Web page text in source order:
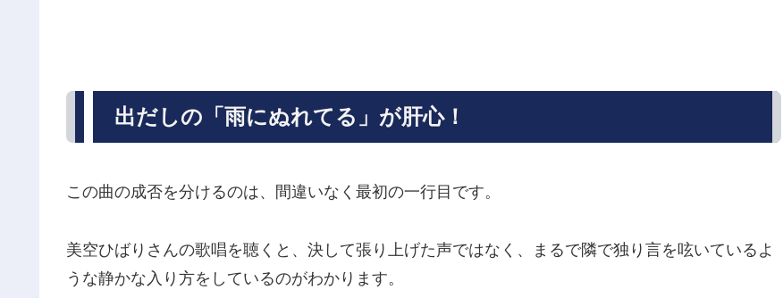
出だしの「雨にぬれてる」が肝心！
この曲の成否を分けるのは、間違いなく最初の一行目です。
美空ひばりさんの歌唱を聴くと、決して張り上げた声ではなく、まるで隣で独り言を呟いているよ
うな静かな入り方をしているのがわかります。